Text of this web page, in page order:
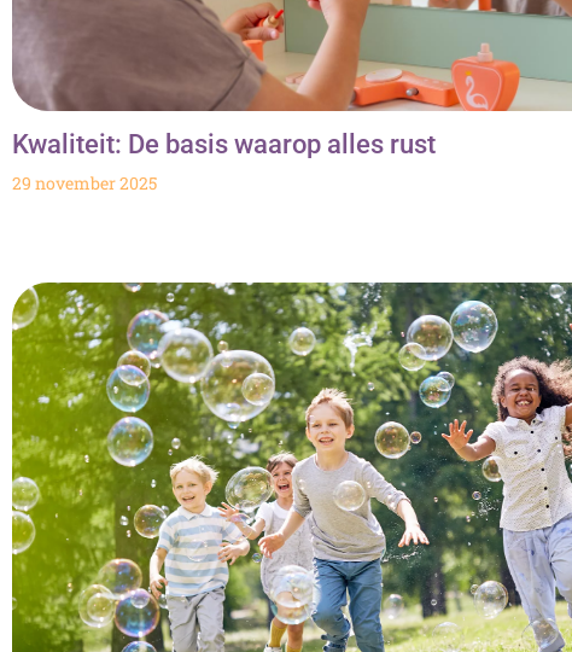
Kwaliteit: De basis waarop alles rust
29 november 2025